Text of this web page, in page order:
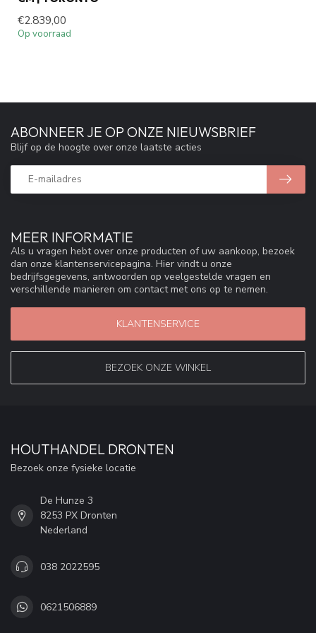
€2.839,00
Op voorraad
MEER INFORMATIE
Als u vragen hebt over onze producten of uw aankoop, bezoek
dan onze klantenservicepagina. Hier vindt u onze
bedrijfsgegevens, antwoorden op veelgestelde vragen en
verschillende manieren om contact met ons op te nemen.
KLANTENSERVICE
BEZOEK ONZE WINKEL
ABONNEER JE OP ONZE NIEUWSBRIEF
Blijf op de hoogte over onze laatste acties
HOUTHANDEL DRONTEN
Bezoek onze fysieke locatie
De Hunze 3
8253 PX Dronten
Nederland
038 2022595
0621506889